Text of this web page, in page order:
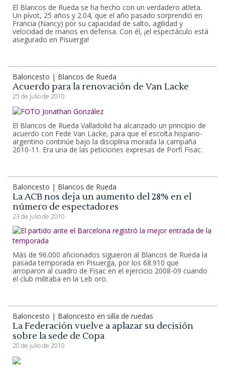
El Blancos de Rueda se ha hecho con un verdadero atleta.
Un pívot, 25 años y 2.04, que el año pasado sorprendió en
Francia (Nancy) por su capacidad de salto, agilidad y
velocidad de manos en defensa. Con él, ¡el espectáculo está
asegurado en Pisuerga!
Baloncesto | Blancos de Rueda
Acuerdo para la renovación de Van Lacke
25 de julio de 2010
El Blancos de Rueda Valladolid ha alcanzado un principio de
acuerdo con Fede Van Lacke, para que el escolta hispano-
argentino continúe bajo la disciplina morada la campaña
2010-11. Era una de las peticiones expresas de Porfi Fisac.
Baloncesto | Blancos de Rueda
La ACB nos deja un aumento del 28% en el
número de espectadores
23 de julio de 2010
Más de 96.000 aficionados siguieron al Blancos de Rueda la
pasada temporada en Pisuerga, por los 68.910 que
arroparon al cuadro de Fisac en el ejercicio 2008-09 cuando
el club militaba en la Leb oro.
Baloncesto | Baloncesto en silla de ruedas
La Federación vuelve a aplazar su decisión
sobre la sede de Copa
20 de julio de 2010